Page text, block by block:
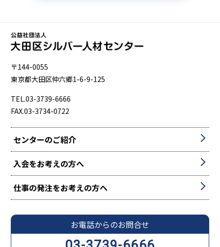
〒144-0055
東京都大田区仲六郷1-6-9-125
TEL.03-3739-6666
FAX.03-3734-0722
センターのご紹介
入会をお考えの方へ
仕事の発注をお考えの方へ
お電話からのお問合せ